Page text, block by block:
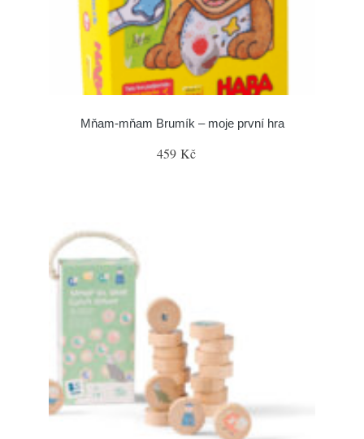
Mňam-mňam Brumík – moje první hra
459 Kč